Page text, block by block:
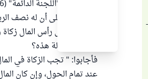
يتاجر فيه على أن له نصف
وإذا كان على رأس المال
الحكم والحالة هذه؟
فأجابوا: " تجب الزكاة في
عند تمام الحول، وإن كان